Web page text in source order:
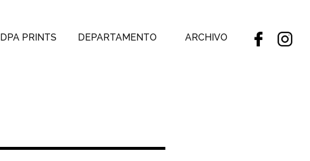
DPA PRINTS DEPARTAMENTO ARCHIVO